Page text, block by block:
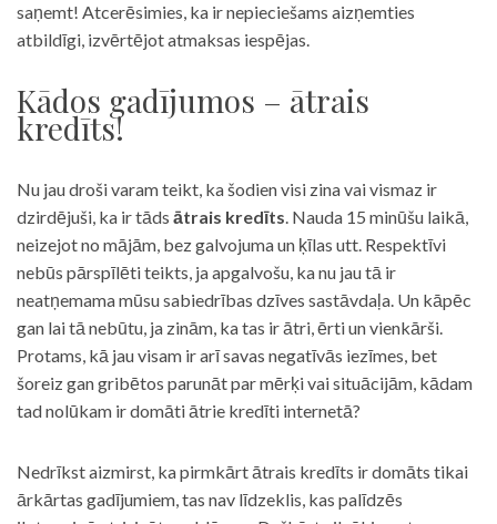
saņemt! Atcerēsimies, ka ir nepieciešams aizņemties
atbildīgi, izvērtējot atmaksas iespējas.
Kādos gadījumos – ātrais
kredīts!
Nu jau droši varam teikt, ka šodien visi zina vai vismaz ir
dzirdējuši, ka ir tāds ātrais kredīts. Nauda 15 minūšu laikā,
neizejot no mājām, bez galvojuma un ķīlas utt. Respektīvi
nebūs pārspīlēti teikts, ja apgalvošu, ka nu jau tā ir
neatņemama mūsu sabiedrības dzīves sastāvdaļa. Un kāpēc
gan lai tā nebūtu, ja zinām, ka tas ir ātri, ērti un vienkārši.
Protams, kā jau visam ir arī savas negatīvās iezīmes, bet
šoreiz gan gribētos parunāt par mērķi vai situācijām, kādam
tad nolūkam ir domāti ātrie kredīti internetā?
Nedrīkst aizmirst, ka pirmkārt ātrais kredīts ir domāts tikai
ārkārtas gadījumiem, tas nav līdzeklis, kas palīdzēs